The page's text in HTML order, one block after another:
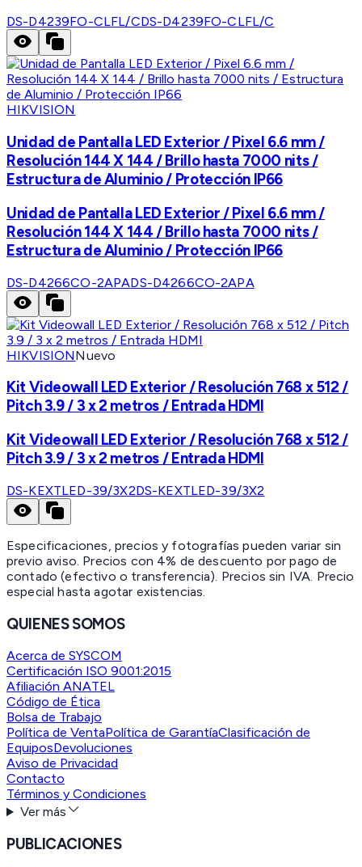
DS-D4239FO-CLFL/CDS-D4239FO-CLFL/C
HIKVISION
Unidad de Pantalla LED Exterior / Pixel 6.6 mm /
Resolución 144 X 144 / Brillo hasta 7000 nits /
Estructura de Aluminio / Protección IP66
Unidad de Pantalla LED Exterior / Pixel 6.6 mm /
Resolución 144 X 144 / Brillo hasta 7000 nits /
Estructura de Aluminio / Protección IP66
DS-D4266CO-2APADS-D4266CO-2APA
HIKVISIONNuevo
Kit Videowall LED Exterior / Resolución 768 x 512 /
Pitch 3.9 / 3 x 2 metros / Entrada HDMI
Kit Videowall LED Exterior / Resolución 768 x 512 /
Pitch 3.9 / 3 x 2 metros / Entrada HDMI
DS-KEXTLED-39/3X2DS-KEXTLED-39/3X2
Especificaciones, precios y fotografías pueden variar sin
previo aviso. Precios con 4% de descuento por pago de
contado (efectivo o transferencia). Precios sin IVA. Precio
especial hasta agotar existencias.
QUIENES SOMOS
Acerca de SYSCOM
Certificación ISO 9001:2015
Afiliación ANATEL
Código de Ética
Bolsa de Trabajo
Política de VentaPolítica de GarantíaClasificación de
EquiposDevoluciones
Aviso de Privacidad
Contacto
Términos y Condiciones
Ver más
PUBLICACIONES